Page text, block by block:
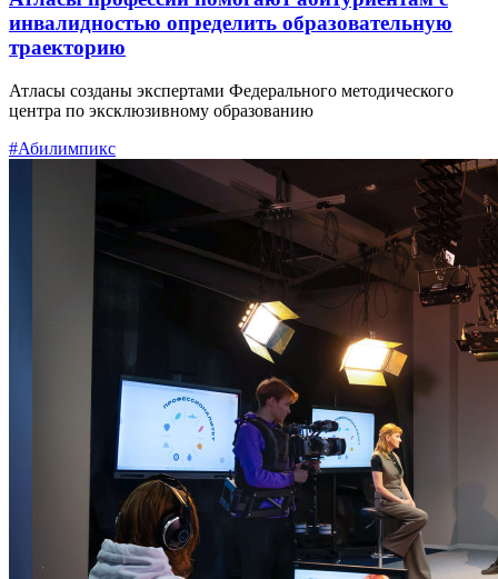
инвалидностью определить образовательную
траекторию
Атласы созданы экспертами Федерального методического
центра по эксклюзивному образованию
#Абилимпикс